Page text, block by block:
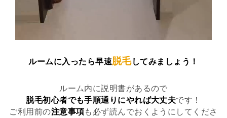
ルームに入ったら早速脱毛してみましょう！
ルーム内に説明書があるので
脱毛初心者でも手順通りにやれば大丈夫です！
ご利用前の注意事項も必ず読んでおくようにしてくださ